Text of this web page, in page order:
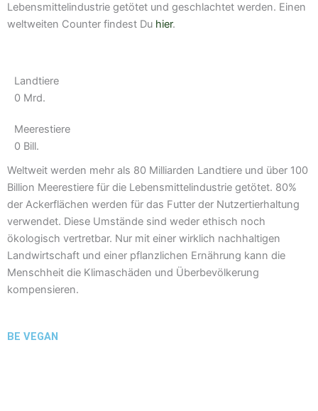
Lebensmittelindustrie getötet und geschlachtet werden. Einen
weltweiten Counter findest Du hier.
Landtiere
0 Mrd.
Meerestiere
0 Bill.
Weltweit werden mehr als 80 Milliarden Landtiere und über 100
Billion Meerestiere für die Lebensmittelindustrie getötet. 80%
der Ackerflächen werden für das Futter der Nutzertierhaltung
verwendet. Diese Umstände sind weder ethisch noch
ökologisch vertretbar. Nur mit einer wirklich nachhaltigen
Landwirtschaft und einer pflanzlichen Ernährung kann die
Menschheit die Klimaschäden und Überbevölkerung
kompensieren.
BE VEGAN